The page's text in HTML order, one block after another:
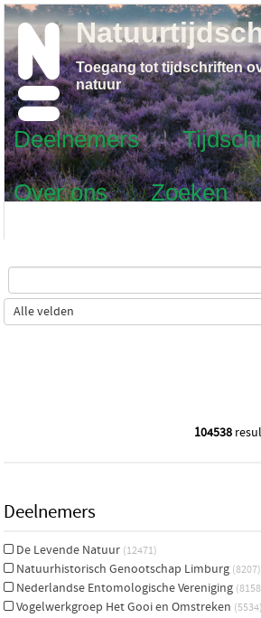
Deelnemers
Over ons
Zoeken
Toegang tot tijdschriften
natuur
104538
Deelnemers
De Levende Natuur (12471)
Natuurhistorisch Genootschap Limburg (8207)
Nederlandse Entomologische Vereniging
Vogelwerkgroep Het Gooi en Omstreken (5534)